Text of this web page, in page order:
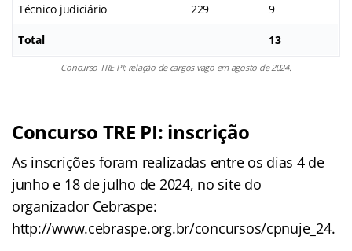
Técnico judiciário 229 9
Total 13
Concurso TRE PI: relação de cargos vago em agosto de 2024.
Concurso TRE PI: inscrição
As inscrições foram realizadas entre os dias 4 de
junho e 18 de julho de 2024, no site do
organizador Cebraspe:
http://www.cebraspe.org.br/concursos/cpnuje_24.